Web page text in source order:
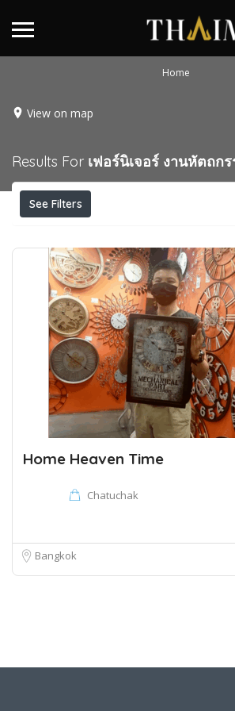
Home
View on map
Results For เฟอร์นิเจอร์ งานหัตถก
See Filters
Home Heaven Time
Chatuchak
Bangkok